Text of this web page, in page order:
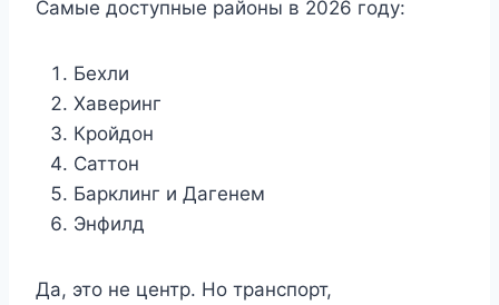
Самые доступные районы в 2026 году:
Беxли
Хаверинг
Кройдон
Саттон
Барклинг и Дагенем
Энфилд
Да, это не центр. Но транспорт,